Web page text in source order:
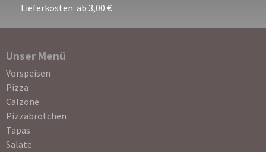
Lieferkosten: ab 3,00 €
Unser Menü
Navigation
überspringen
Vorspeisen
Pizza
Calzone
Pizzabrötchen
Tapas
Salate